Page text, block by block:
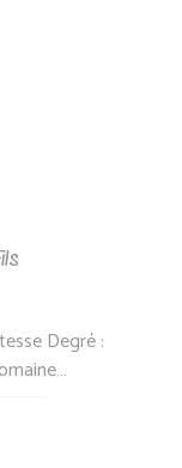
Degré :